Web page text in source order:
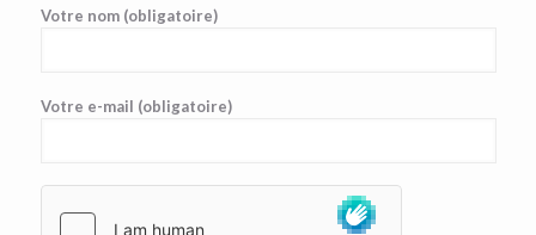
Votre nom (obligatoire)
Votre e-mail (obligatoire)